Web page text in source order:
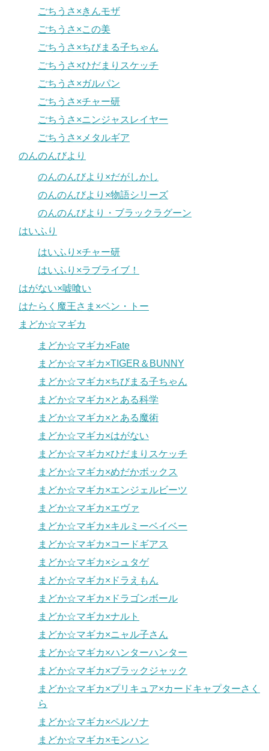
ごちうさ×きんモザ
ごちうさ×この美
ごちうさ×ちびまる子ちゃん
ごちうさ×ひだまりスケッチ
ごちうさ×ガルパン
ごちうさ×チャー研
ごちうさ×ニンジャスレイヤー
ごちうさ×メタルギア
のんのんびより
のんのんびより×だがしかし
のんのんびより×物語シリーズ
のんのんびより・ブラックラグーン
はいふり
はいふり×チャー研
はいふり×ラブライブ！
はがない×嘘喰い
はたらく魔王さま×ベン・トー
まどか☆マギカ
まどか☆マギカ×Fate
まどか☆マギカ×TIGER＆BUNNY
まどか☆マギカ×ちびまる子ちゃん
まどか☆マギカ×とある科学
まどか☆マギカ×とある魔術
まどか☆マギカ×はがない
まどか☆マギカ×ひだまりスケッチ
まどか☆マギカ×めだかボックス
まどか☆マギカ×エンジェルビーツ
まどか☆マギカ×エヴァ
まどか☆マギカ×キルミーベイベー
まどか☆マギカ×コードギアス
まどか☆マギカ×シュタゲ
まどか☆マギカ×ドラえもん
まどか☆マギカ×ドラゴンボール
まどか☆マギカ×ナルト
まどか☆マギカ×ニャル子さん
まどか☆マギカ×ハンターハンター
まどか☆マギカ×ブラックジャック
まどか☆マギカ×プリキュア×カードキャプターさく
ら
まどか☆マギカ×ペルソナ
まどか☆マギカ×モンハン